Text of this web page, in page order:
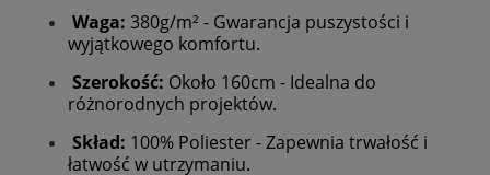
Waga: 380g/m² - Gwarancja puszystości i
wyjątkowego komfortu.
Szerokość: Około 160cm - Idealna do
różnorodnych projektów.
Skład: 100% Poliester - Zapewnia trwałość i
łatwość w utrzymaniu.